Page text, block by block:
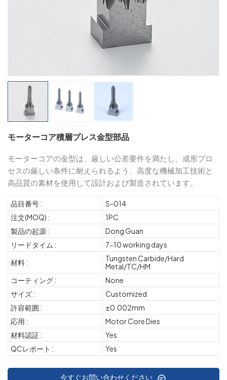
モーターコア積層プレス金型部品
モーターコアの金型は、厳しい公差要件を満たし、成形プロ
セスの厳しい条件に耐えられるよう、高度な機械加工技術と
高品質の素材を使用して設計および製造されています。
品目番号 :
S-014
注文(MOQ) :
1PC
製品の起源 :
Dong Guan
リードタイム :
7-10 working days
材料 :
Tungsten Carbide/Hard
Metal/TC/HM
コーティング :
None
サイズ :
Customized
許容範囲 :
±0.002mm
応用 :
Motor Core Dies
材料認証 :
Yes
QCレポート :
Yes
今すぐお問い合わせください